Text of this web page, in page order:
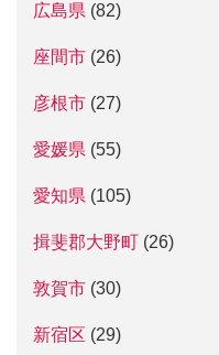
広島県 (82)
座間市 (26)
彦根市 (27)
愛媛県 (55)
愛知県 (105)
揖斐郡大野町 (26)
敦賀市 (30)
新宿区 (29)